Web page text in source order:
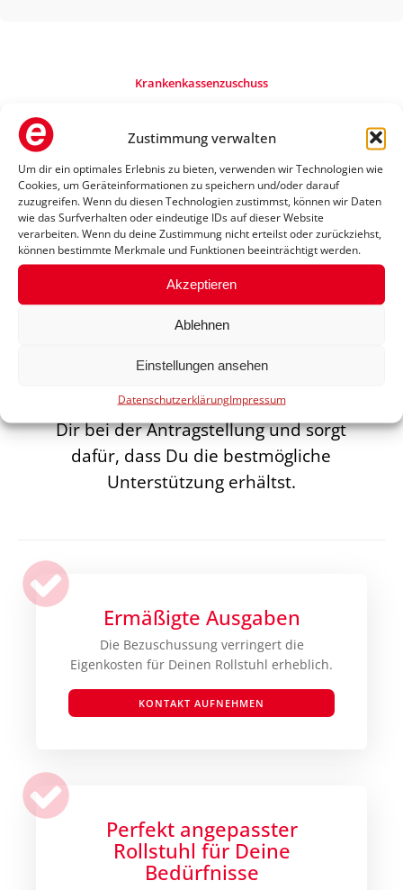
Zustimmung verwalten
Um dir ein optimales Erlebnis zu bieten, verwenden wir Technologien wie
Cookies, um Geräteinformationen zu speichern und/oder darauf
zuzugreifen. Wenn du diesen Technologien zustimmst, können wir Daten
wie das Surfverhalten oder eindeutige IDs auf dieser Website
verarbeiten. Wenn du deine Zustimmung nicht erteilst oder zurückziehst,
können bestimmte Merkmale und Funktionen beeinträchtigt werden.
Akzeptieren
Ablehnen
Einstellungen ansehen
DatenschutzerklärungImpressum
Krankenkassenzuschuss
Krankenkasse bezuschussen
lassen
Im „Thormann Orthopädietechnik +
Sanitätshaus“ unterstützt Dich das
Sanitätshaus dabei, Deinen Rollstuhl
über die Krankenkasse bezuschussen
zu lassen. Dadurch wird der Kauf
Deinen Bedürfnissen passt, deutlich
erschwinglicher. Das Sanitätshaus hilft
Dir bei der Antragstellung und sorgt
dafür, dass Du die bestmögliche
Unterstützung erhältst.
Ermäßigte Ausgaben
Die Bezuschussung verringert die
Eigenkosten für Deinen Rollstuhl erheblich.
KONTAKT AUFNEHMEN
Perfekt angepasster
Rollstuhl für Deine
Bedürfnisse